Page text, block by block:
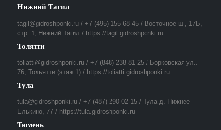
Нижний Тагил
tagil@gidroshponki.ru / +7 (495) 155 68 45 / Восточное ш., 17Б,
стр. 1, Нижний Тагил / https://tagil.gidroshponki.ru
Толятти
toliatti@gidroshponki.ru / +7 (848) 238-81-25 / Борковская ул.,
76, Тольятти (этаж 1) / https://toliatti.gidroshponki.ru
Тула
tula@gidroshponki.ru / +7 (487) 290-02-15 / Тула д. Нижнее
Елькино, 77 / https://tula.gidroshponki.ru
Тюмень